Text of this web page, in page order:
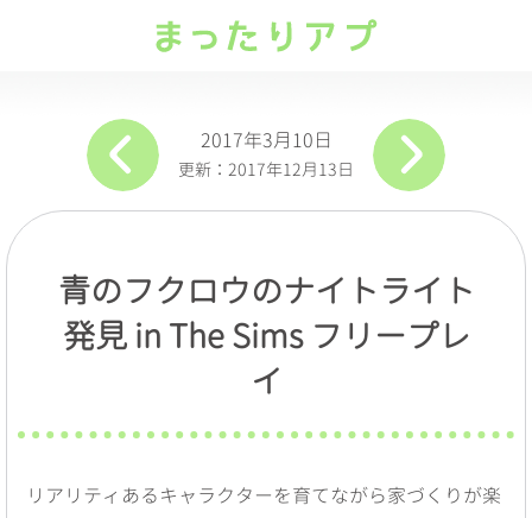
2017年3月10日
更新：2017年12月13日
青のフクロウのナイトライト
発見 in The Sims フリープレ
イ
リアリティあるキャラクターを育てながら家づくりが楽